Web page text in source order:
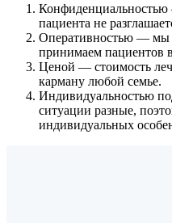
Конфиденциальностью
пациента не
Оперативностью — мы
принимаем пациентов
Ценой — стоимость
карману любой семье.
Индивидуальностью
ситуации разные,
индивидуальных